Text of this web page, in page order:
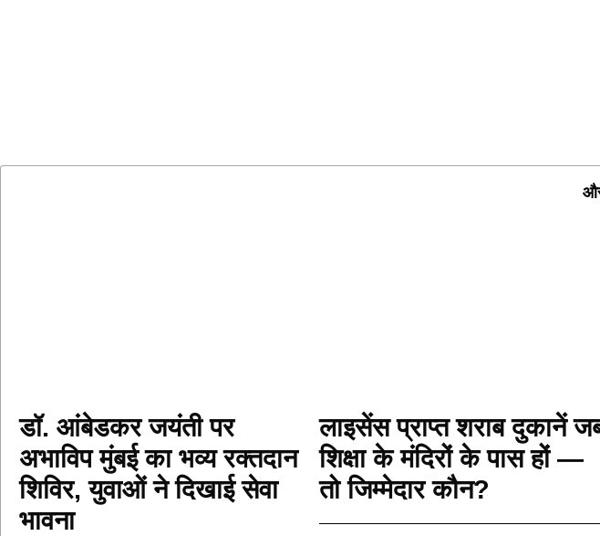
डॉ. आंबेडकर जयंती पर
अभाविप मुंबई का भव्य रक्तदान
शिविर, युवाओं ने दिखाई सेवा
भावना
लाइसेंस प्राप्त शराब दुकानें
शिक्षा के मंदिरों के पास हों —
तो जिम्मेदार कौन?